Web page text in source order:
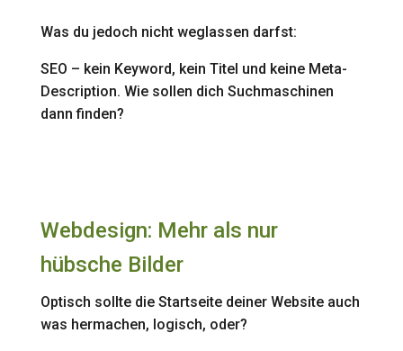
Was du jedoch nicht weglassen darfst:
SEO – kein Keyword, kein Titel und keine Meta-
Description. Wie sollen dich Suchmaschinen
dann finden?
Webdesign: Mehr als nur
hübsche Bilder
Optisch sollte die Startseite deiner Website auch
was hermachen, logisch, oder?